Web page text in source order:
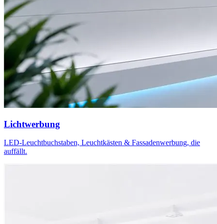
Lichtwerbung
LED-Leuchtbuchstaben, Leuchtkästen & Fassadenwerbung, die
auffällt.